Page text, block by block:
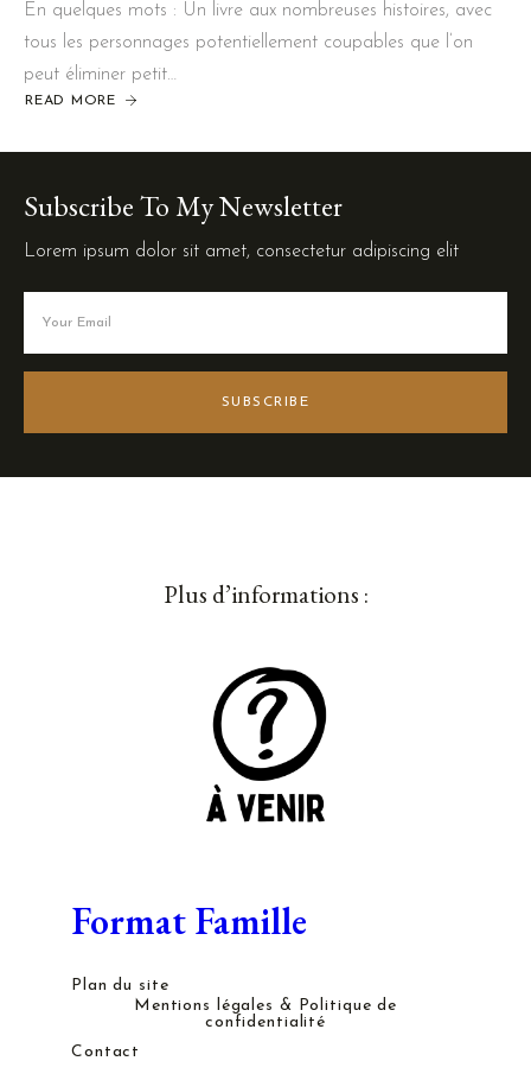
En quelques mots : Un livre aux nombreuses histoires, avec
tous les personnages potentiellement coupables que l’on
peut éliminer petit…
READ MORE
Subscribe To My Newsletter
Lorem ipsum dolor sit amet, consectetur adipiscing elit
SUBSCRIBE
Plus d’informations :
Format Famille
Plan du site
Mentions légales & Politique de
confidentialité
Contact